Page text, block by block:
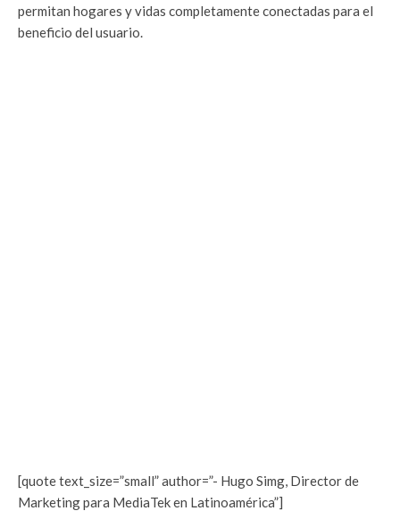
permitan hogares y vidas completamente conectadas para el
beneficio del usuario.
[quote text_size=”small” author=”- Hugo Simg, Director de
Marketing para MediaTek en Latinoamérica”]